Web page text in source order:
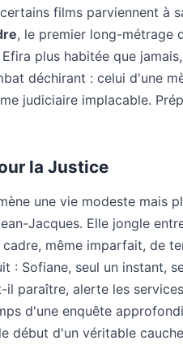
films parviennent à
, le premier long-métrage
plus habitée que
déchirant : celui d'une
judiciaire implacable.
la Justice
une vie modeste mais
Jacques. Elle jongle
même imparfait, de
: Sofiane, seul un instant,
paraître, alerte les
d'une enquête
début d'un véritable